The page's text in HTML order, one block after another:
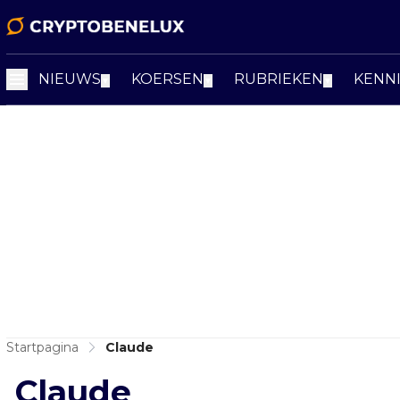
NIEUWS KOERSEN RUBRIEKEN
Startpagina Claude
Claude